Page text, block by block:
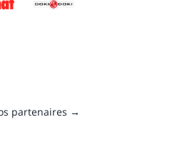
partenaires →